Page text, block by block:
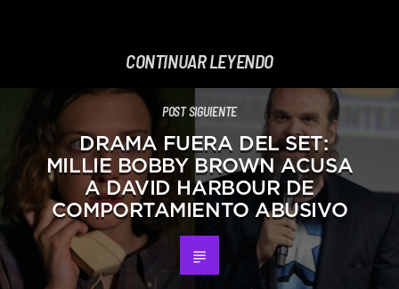
CONTINUAR LEYENDO
POST SIGUIENTE
DRAMA FUERA DEL SET:
MILLIE BOBBY BROWN ACUSA
A DAVID HARBOUR DE
COMPORTAMIENTO ABUSIVO